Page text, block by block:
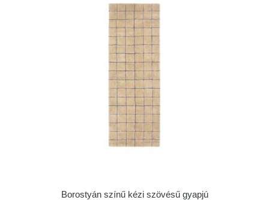
Borostyán színű kézi szövésű gyapjú